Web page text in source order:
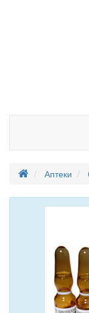
Аптеки